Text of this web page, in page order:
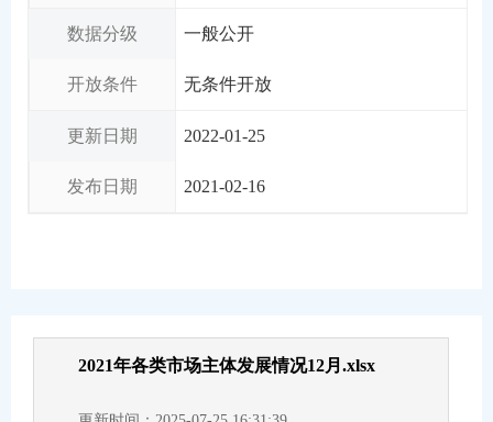
数据分级 一般公开
开放条件 无条件开放
更新日期 2022-01-25
发布日期 2021-02-16
2021年各类市场主体发展情况12月.xlsx